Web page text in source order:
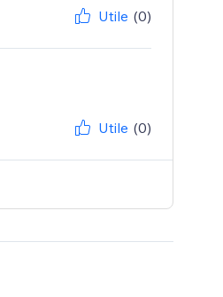
Utile (0)
Utile (0)